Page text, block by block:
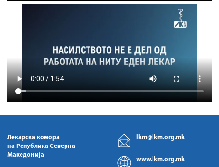
Лекарска комора
на Република Северна
Македонија
lkm@lkm.org.mk
www.lkm.org.mk